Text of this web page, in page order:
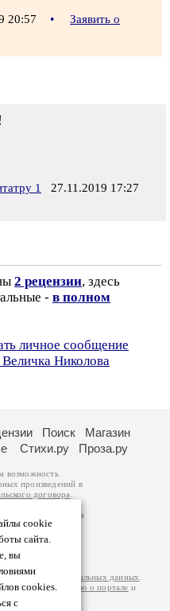
20:57 •
Заявить о
1
27.11.2019 17:27
2 рецензии, здесь
- в полном
личное сообщение
Николова
cookie
сайта.
вы
cookies.
с
Поиск
Магазин
Стихи.ру Проза.ру
возможность
произведений в
договора
авторам
возможна
вы можете
за
на
обработки персональных данных
информацию о портале и